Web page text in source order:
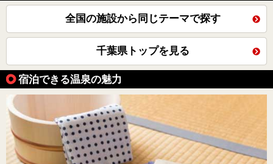
全国の施設から同じテーマで探す
千葉県トップを見る
宿泊できる温泉の魅力